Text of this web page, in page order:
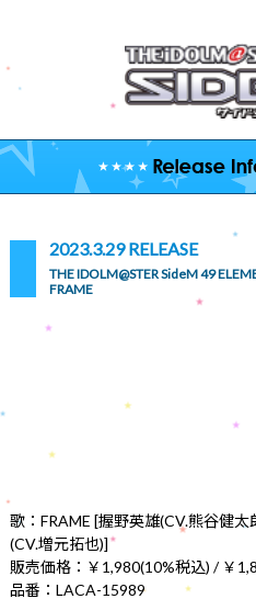
2023.3.29 RELEASE
THE IDOLM@STER SideM 49
FRAME
歌：FRAME [握野英雄(CV.熊谷健太
(CV.増元拓也)]
販売価格：￥1,980(10%税込) / ￥
品番：LACA-15989